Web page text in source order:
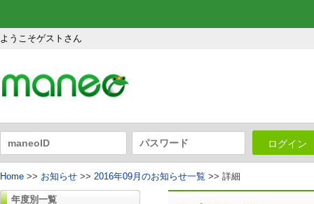
ようこそゲストさん
ログイン
Home >> お知らせ >> 2016年09月のお知らせ一覧 >> 詳細
年度別一覧